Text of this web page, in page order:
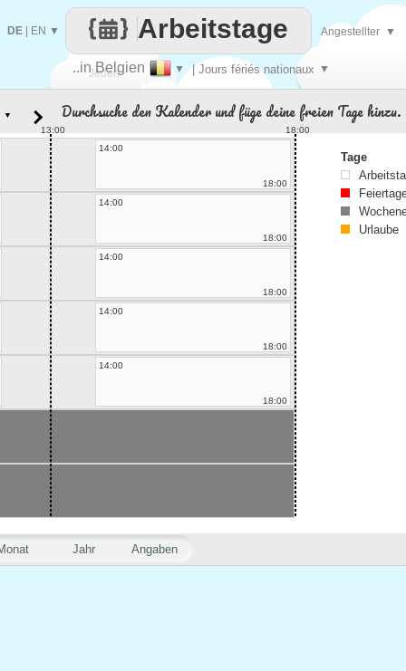
Jeden
..in Belgien ▼ | Jours fériés nationaux ▼
Arbeitstage
DE EN ▼ Angestellter ▼
Jahr Angaben
▼ Durchsuche den Kalender und füge deine freien Tage hinzu.
13:00
18:00
14:00
18:00
14:00
18:00
14:00
18:00
14:00
18:00
14:00
18:00
Tage
Urlaube